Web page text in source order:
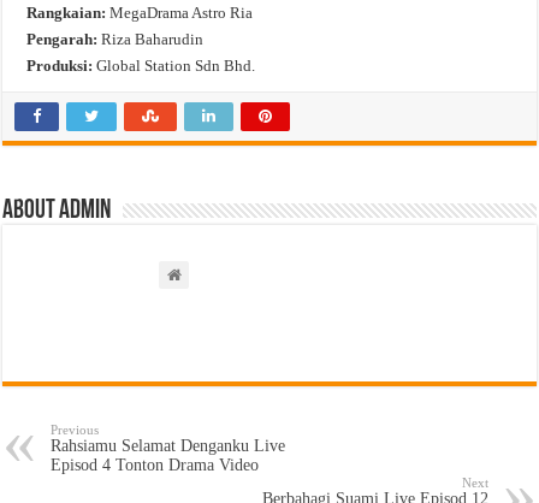
Rangkaian: MegaDrama Astro Ria
Pengarah:Riza Baharudin
Produksi: Global Station Sdn Bhd.
About admin
Previous
Rahsiamu Selamat Denganku Live
Episod 4 Tonton Drama Video
Next
Berbahagi Suami Live Episod 12